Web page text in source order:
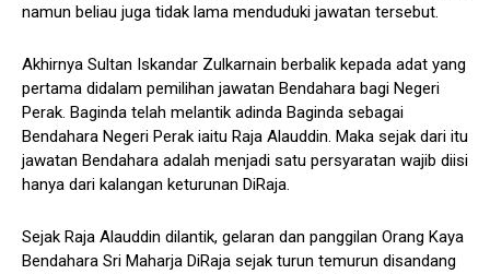
namun beliau juga tidak lama menduduki jawatan tersebut.
Akhirnya Sultan Iskandar Zulkarnain berbalik kepada adat yang
pertama didalam pemilihan jawatan Bendahara bagi Negeri
Perak. Baginda telah melantik adinda Baginda sebagai
Bendahara Negeri Perak iaitu Raja Alauddin. Maka sejak dari itu
jawatan Bendahara adalah menjadi satu persyaratan wajib diisi
hanya dari kalangan keturunan DiRaja.
Sejak Raja Alauddin dilantik, gelaran dan panggilan Orang Kaya
Bendahara Sri Maharja DiRaja sejak turun temurun disandang